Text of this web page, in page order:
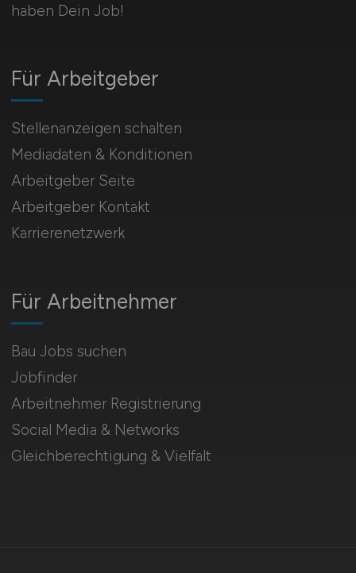
haben Dein Job!
Für Arbeitnehmer
Bau Jobs suchen
Jobfinder
Arbeitnehmer Registrierung
Social Media & Networks
Gleichberechtigung & Vielfalt
Für Arbeitgeber
Stellenanzeigen schalten
Mediadaten & Konditionen
Arbeitgeber Seite
Arbeitgeber Kontakt
Karrierenetzwerk